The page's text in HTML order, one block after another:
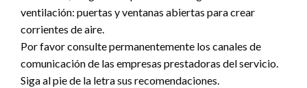
ventilación: puertas y ventanas abiertas para crear
corrientes de aire.
Por favor consulte permanentemente los canales de
comunicación de las empresas prestadoras del servicio.
Siga al pie de la letra sus recomendaciones.